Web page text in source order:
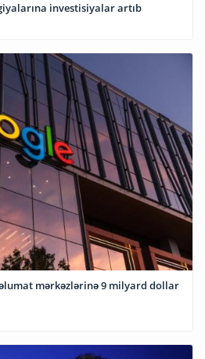
investisiyalar artıb
mərkəzlərinə 9 milyard dollar